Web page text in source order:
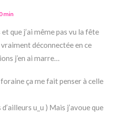
min
que j’ai même pas vu la fête
déconnectée en ce
j’en ai marre…
ça me fait penser à celle
u_u ) Mais j’avoue que